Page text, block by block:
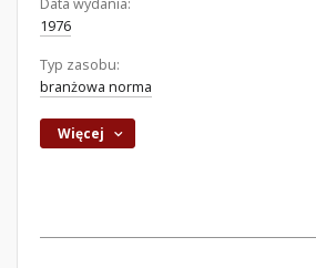
Data wydania:
1976
Typ zasobu:
branżowa norma
Więcej